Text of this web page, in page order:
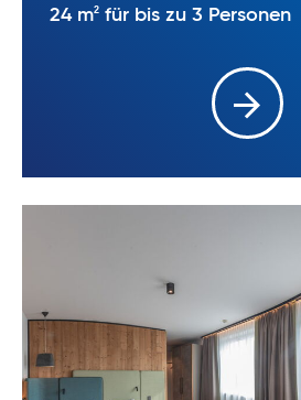
24 m2 für bis zu 3 Personen